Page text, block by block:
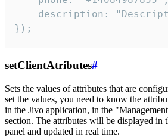
description:
});
setClientAtributes#
Sets the values ​​of attributes that are
set the values, you need to know the
in the Jivo application, in the
section. The attributes will be displayed in
panel and updated in real time.